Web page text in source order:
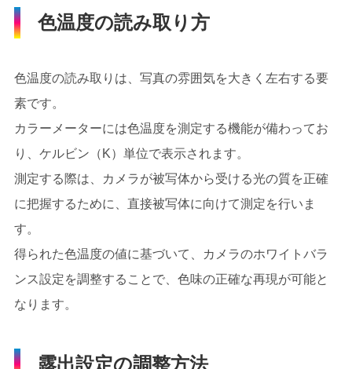
色温度の読み取り方
色温度の読み取りは、写真の雰囲気を大きく左右する要
素です。
カラーメーターには色温度を測定する機能が備わってお
り、ケルビン（K）単位で表示されます。
測定する際は、カメラが被写体から受ける光の質を正確
に把握するために、直接被写体に向けて測定を行いま
す。
得られた色温度の値に基づいて、カメラのホワイトバラ
ンス設定を調整することで、色味の正確な再現が可能と
なります。
露出設定の調整方法